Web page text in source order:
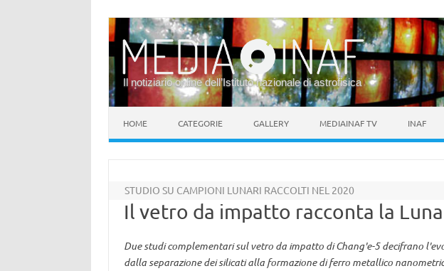
Il notiziario online dell’Istituto nazionale di astrofisica
HOME CATEGORIE GALLERY MEDIAINAF TV INAF
STUDIO SU CAMPIONI LUNARI RACCOLTI NEL 2020
Il vetro da impatto racconta la Luna
Due studi complementari sul vetro da impatto di Chang'e-5 decifrano
dalla separazione dei silicati alla formazione di ferro metallico